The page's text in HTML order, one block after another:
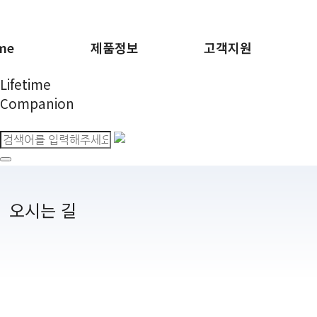
제품정보 고객지원
Lifetime
Companion
오시는 길